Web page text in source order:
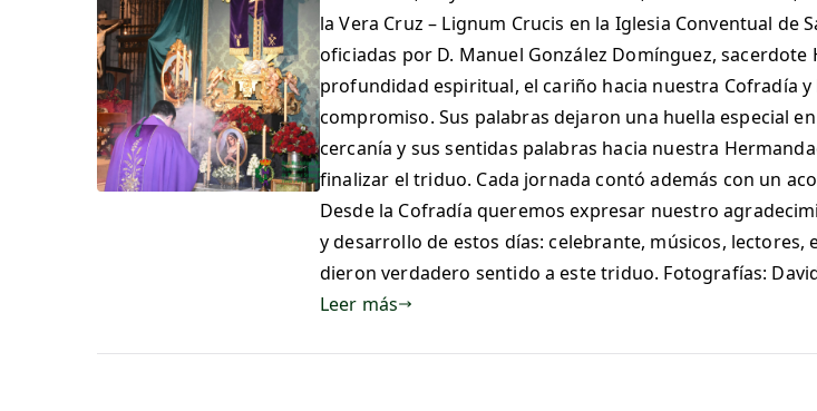
la Vera Cruz – Lignum Crucis en la Iglesia Conventual de
oficiadas por D. Manuel González Domínguez,
profundidad espiritual, el cariño hacia nuestra Cofradía
compromiso. Sus palabras dejaron una huella especial
cercanía y sus sentidas palabras hacia nuestra
finalizar el triduo. Cada jornada contó además con un
Desde la Cofradía queremos expresar nuestro
y desarrollo de estos días: celebrante, músicos,
dieron verdadero sentido a este triduo. Fotografías:
Leer más